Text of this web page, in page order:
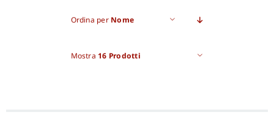
Ordina per Nome
Mostra 16 Prodotti